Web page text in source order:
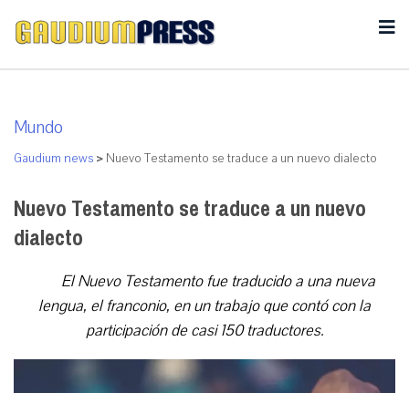
Mundo
Gaudium news > Nuevo Testamento se traduce a un nuevo dialecto
Nuevo Testamento se traduce a un nuevo
dialecto
El Nuevo Testamento fue traducido a una nueva
lengua, el franconio, en un trabajo que contó con la
participación de casi 150 traductores.